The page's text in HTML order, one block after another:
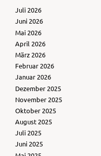
Juli 2026
Juni 2026
Mai 2026
April 2026
März 2026
Februar 2026
Januar 2026
Dezember 2025
November 2025
Oktober 2025
August 2025
Juli 2025
Juni 2025